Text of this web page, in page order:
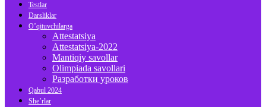
Testlar
Darsliklar
O’qituvchilarga
Attestatsiya
Attestatsiya-2022
Mantiqiy savollar
Olimpiada savollari
Разработки уроков
Qabul 2024
She’rlar